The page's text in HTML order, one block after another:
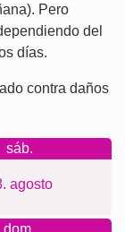
Familia
Jubilación